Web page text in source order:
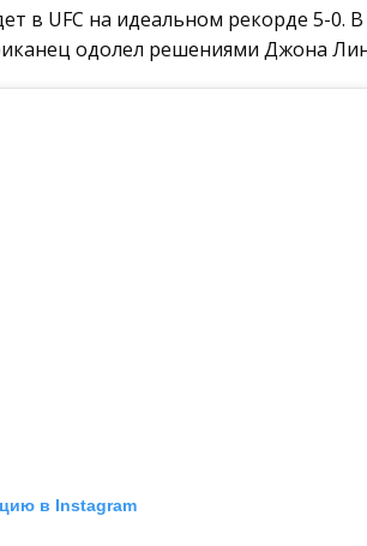
в UFC на идеальном рекорде 5-0.
одолел решениями Джона
в Instagram